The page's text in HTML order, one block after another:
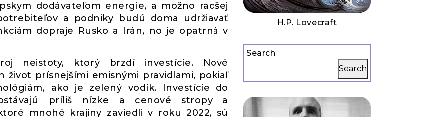
dodávateľom energie, a možno radšej
a podniky budú doma udržiavať
dopraje Rusko a Irán, no je opatrná v
neistoty, ktorý brzdí investície. Nové
život prísnejšími emisnými pravidlami, pokiaľ
ako je zelený vodík. Investície do
príliš nízke a cenové stropy a
mnohé krajiny zaviedli v roku 2022, sú
H.P. Lovecraft
Search
Search